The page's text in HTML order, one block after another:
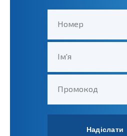
Номер
Ім'я
Промокод
Надіслати